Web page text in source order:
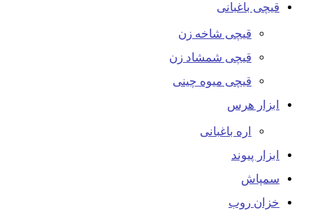
قیچی باغبانی
قیچی شاخه زن
قیچی شمشاد زن
قیچی میوه چینی
ابزار هرس
اره باغبانی
ابزار پیوند
سمپاش
خزان روب